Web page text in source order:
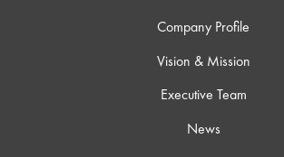
Company Profile
Vision & Mission
Executive Team
News